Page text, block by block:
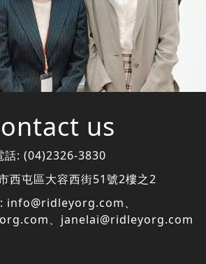
us
話: (04)2326-3830
西屯區大容西街51號2樓之2
info@ridleyorg.com、
、 janelai@ridleyorg.com